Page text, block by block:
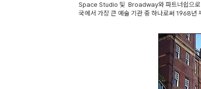
Space Studio 및 Broadway와 파트너쉽으로
국에서 가장 큰 예술 기관 중 하나로써 1968년